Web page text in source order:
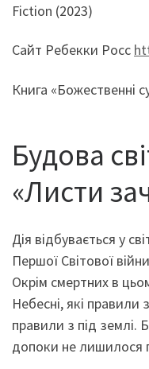
Fiction (2023)
Сайт Ребекки Росс
Книга «Божественні
Будова
«Листи
Дія відбувається у
Першої Світової
Окрім смертних в
Небесні, які правили
правили з під
допоки не лишилося